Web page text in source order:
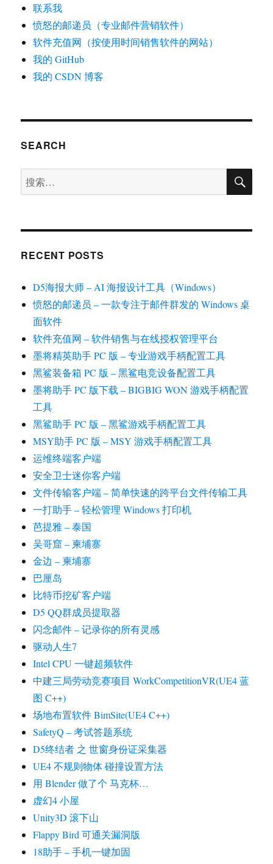
具
联系我
愤怒的邮递员（专业邮件营销软件）
软件充值网（按使用时间销售软件的网站）
我的 GitHub
我的 CSDN 博客
SEARCH
搜
索：
搜
RECENT POSTS
D5海报大师 – AI 海报设计工具（Windows）
愤怒的邮递员 – 一款专注于邮件群发的 Windows 桌
面软件
软件充值网 – 软件销售与在线授权管理平台
墨将精英助手 PC 版 – 专业游戏手柄配置工具
黑鲨装备箱 PC 版 – 黑鲨电竞设备配置工具
墨将助手 PC 版下载 – BIGBIG WON 游戏手柄配置
工具
黑鲨助手 PC 版 – 黑鲨游戏手柄配置工具
MSY助手 PC 版 – MSY 游戏手柄配置工具
运维终端客户端
安全卫士迷你客户端
文件传输客户端 – 简单快速的跨平台文件传输工具
一打助手 – 轻松管理 Windows 打印机
芭提雅 – 泰国
吴哥窟 – 柬埔寨
金边 – 柬埔寨
巴厘岛
比特币挖矿客户端
D5 QQ群成员提取器
闪念邮件 – 记录你的所有灵感
驱动人生7
Intel CPU 一键超频软件
中建三局劳动竞赛项目 WorkCompetitionVR(UE4 蓝
图 C++)
场地布置软件 BimSite(UE4 C++)
SafetyQ – 考试答题系统
D5终结者 之 世窗身份证采集器
UE4 不规则物体 碰撞设置方法
用 Blender 做了个 马克杯…
虚幻4 小屋
Unity3D 滚下山
Flappy Bird 可通关漏洞版
18助手 – 手机一键加固